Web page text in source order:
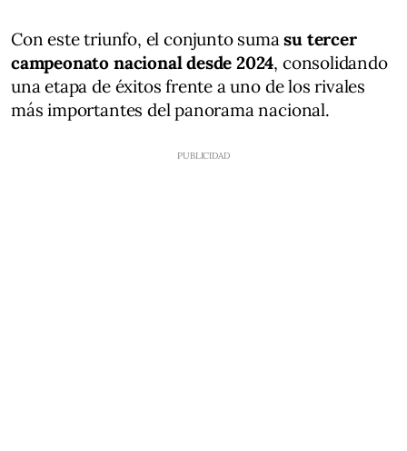
Con este triunfo, el conjunto sumasu tercer
campeonato nacional desde 2024, consolidando
una etapa de éxitos frente a uno de los rivales
más importantes del panorama nacional.